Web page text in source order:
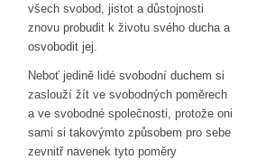
všech svobod, jistot a důstojnosti
znovu probudit k životu svého ducha a
osvobodit jej.
Neboť jedině lidé svobodní duchem si
zaslouží žít ve svobodných poměrech
a ve svobodné společnosti, protože oni
sami si takovýmto způsobem pro sebe
zevnitř navenek tyto poměry